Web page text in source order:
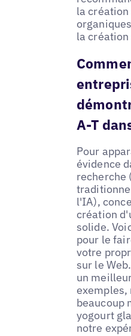
la
la
A-T
Pour
évidence
recherche
l'IA),
création
solide.
pour le
votre
sur le
un
exemples,
beaucoup
yogourt
notre